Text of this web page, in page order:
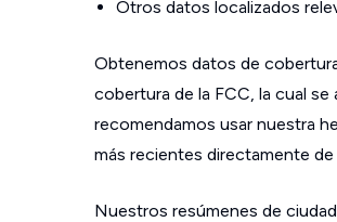
Otros datos localizados
Obtenemos datos de
cobertura de la FCC, la cual
recomendamos usar nuestra
más recientes directamente
Nuestros resúmenes de